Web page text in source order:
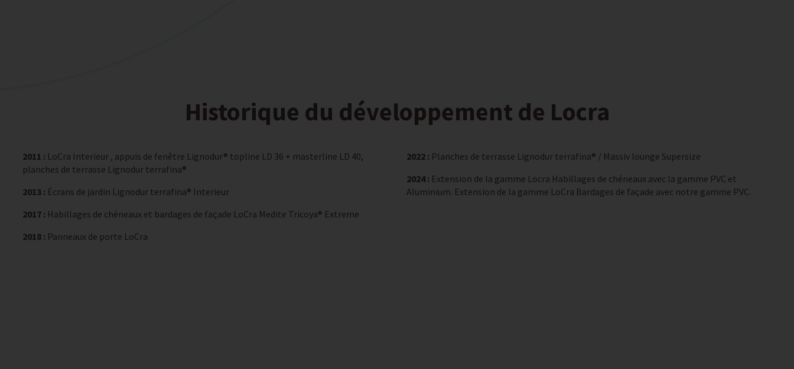
Historique du développement de Locra
2011 : LoCra Interieur , appuis de fenêtre Lignodur® topline LD 36 + masterline LD 40,
planches de terrasse Lignodur terrafina®
2013 : Écrans de jardin Lignodur terrafina® Interieur
2017 : Habillages de chéneaux et bardages de façade LoCra Medite Tricoya® Extreme
2018 : Panneaux de porte LoCra
2022 : Planches de terrasse Lignodur terrafina® / Massiv lounge Supersize
2024 : Extension de la gamme Locra Habillages de chéneaux avec la gamme PVC et
Aluminium. Extension de la gamme LoCra Bardages de façade avec notre gamme PVC.